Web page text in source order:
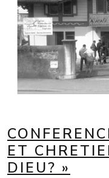
ET
DIEU? »